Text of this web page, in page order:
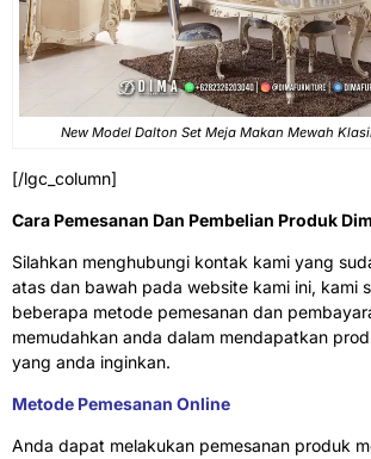
New Model Dalton Set Meja Makan Mewah
[/lgc_column]
Cara Pemesanan Dan Pembelian Produk
Silahkan menghubungi kontak kami yang
atas dan bawah pada website kami ini, kami
beberapa metode pemesanan dan
memudahkan anda dalam mendapatkan
yang anda inginkan.
Metode Pemesanan Online
Anda dapat melakukan pemesanan produk